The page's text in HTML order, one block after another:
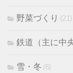
野菜づくり (21)
鉄道（主に中
雪・冬 (6)